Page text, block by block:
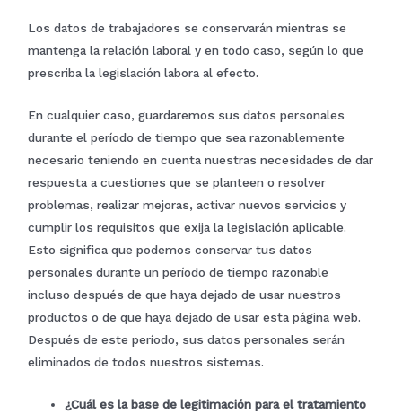
Los datos de trabajadores se conservarán mientras se
mantenga la relación laboral y en todo caso, según lo que
prescriba la legislación labora al efecto.
En cualquier caso, guardaremos sus datos personales
durante el período de tiempo que sea razonablemente
necesario teniendo en cuenta nuestras necesidades de dar
respuesta a cuestiones que se planteen o resolver
problemas, realizar mejoras, activar nuevos servicios y
cumplir los requisitos que exija la legislación aplicable.
Esto significa que podemos conservar tus datos
personales durante un período de tiempo razonable
incluso después de que haya dejado de usar nuestros
productos o de que haya dejado de usar esta página web.
Después de este período, sus datos personales serán
eliminados de todos nuestros sistemas.
¿Cuál es la base de legitimación para el tratamiento